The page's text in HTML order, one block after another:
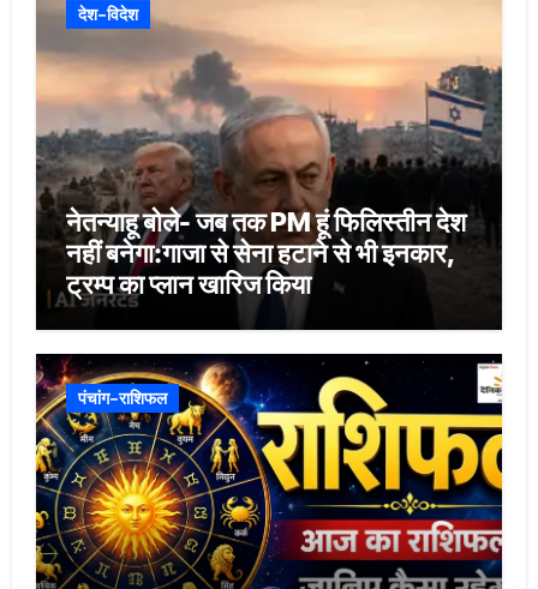
देश-विदेश
नेतन्याहू बोले- जब तक PM हूं फिलिस्तीन देश
नहीं बनेगा:गाजा से सेना हटाने से भी इनकार,
ट्रम्प का प्लान खारिज किया
पंचांग-राशिफल